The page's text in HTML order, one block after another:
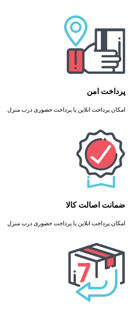
پرداخت امن
امکان پرداخت انلاین یا پرداخت حضوری درب منزل
ضمانت اصالت کالا
امکان پرداخت انلاین یا پرداخت حضوری درب منزل